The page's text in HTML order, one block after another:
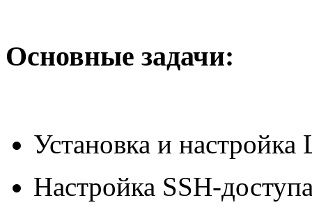
Основные задачи:
Установка и
Настройка SSH-